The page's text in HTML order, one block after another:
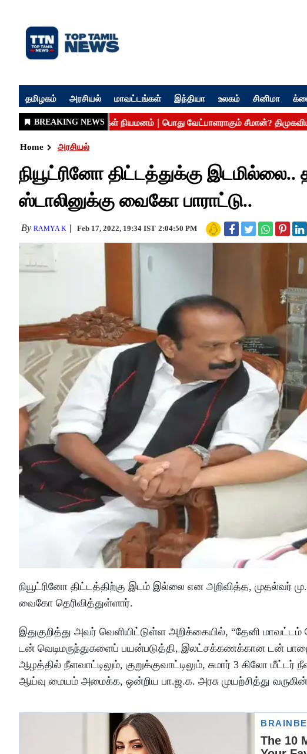
தமிழகம் அரசியல் மாவட்டங்கள் இந்தியா உலகம் சினிமா
Home அரசியல்
நியூட்ரினோ திட்டத்துக்கு இடமில்லை..
ஸ்டாலினுக்கு வைகோ பாராட்டு..
By RAMYA K Feb 17, 2022, 19:34 IST 2:04:50 PM
நியூட்ரினோ திட்டத்திற்கு இடம் இல்லை என அறிவித்த, முதல்வர்
வைகோ தெரிவித்துள்ளார்.
இதுகுறித்து அவர் வெளியிட்டுள்ள அறிக்கையில், “தேனி
டன் வெடிமருந்துகளைப் பயன்படுத்தி, இலட்சக்கணக்கான டன்
ஆழத்தில் நீளவாட்டிலும், குறுக்குவாட்டிலும், சுமார் 3 கிலோ
ஆய்வு மையம் அமைக்க, ஒன்றிய பா.ஜ.க. அரசு முயற்சித்து